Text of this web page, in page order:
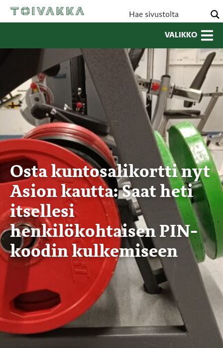
VALIKKO
Osta kuntosalikortti nyt
Asion kautta: Saat heti
itsellesi
henkilökohtaisen PIN-
koodin kulkemiseen